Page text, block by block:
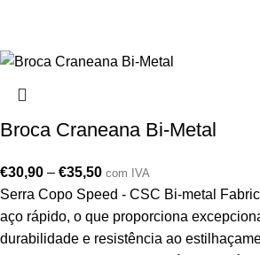
Broca Craneana Bi-Metal
€30,90 – €35,50 com IVA
Serra Copo Speed - CSC Bi-metal
aço rápido, o que proporciona
durabilidade e resistência ao